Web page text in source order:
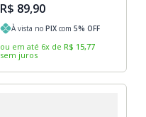
R$ 89,90
À vista no PIX com 5% OFF
ou em até 6x de R$ 15,77
sem juros